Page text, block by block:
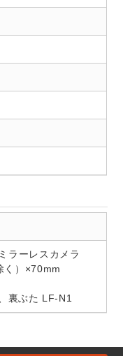
ラーレスカメラ
く）×70mm
裏ぶた LF-N1